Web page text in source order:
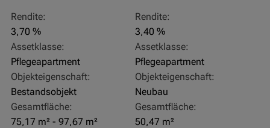
Rendite:
3,70 %
Assetklasse:
Pflegeapartment
Objekteigenschaft:
Bestandsobjekt
Gesamtfläche:
75,17 m² - 97,67 m²
Rendite:
3,40 %
Assetklasse:
Pflegeapartment
Objekteigenschaft:
Neubau
Gesamtfläche:
50,47 m²